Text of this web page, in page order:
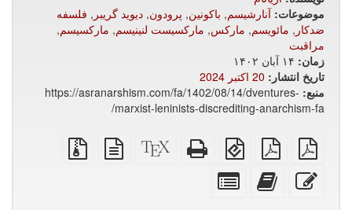
موضوعات: آنارشیسم, باکونین, پرودون, دیوید گریبر , فلسفه
ضدکار , مائویسم, مارکس, مارکسیست لنینیسم, مارکسیسم,
مراقبت
زمان: ۱۴ آبان ۱۴۰۲
تاریخ انتشار: 20 اکتبر 2024
منبع: https://asranarshism.com/fa/1402/08/14/dventures-
marxist-leninists-discrediting-anarchism-fa/
فایل
PDF
ساده
تغییر
دادن
فرمت
EPUB
(برای
موبایل)
فایل
HTML
XeLaTeX
source
منبع
متن
ویرایش
متن
افزودن
این